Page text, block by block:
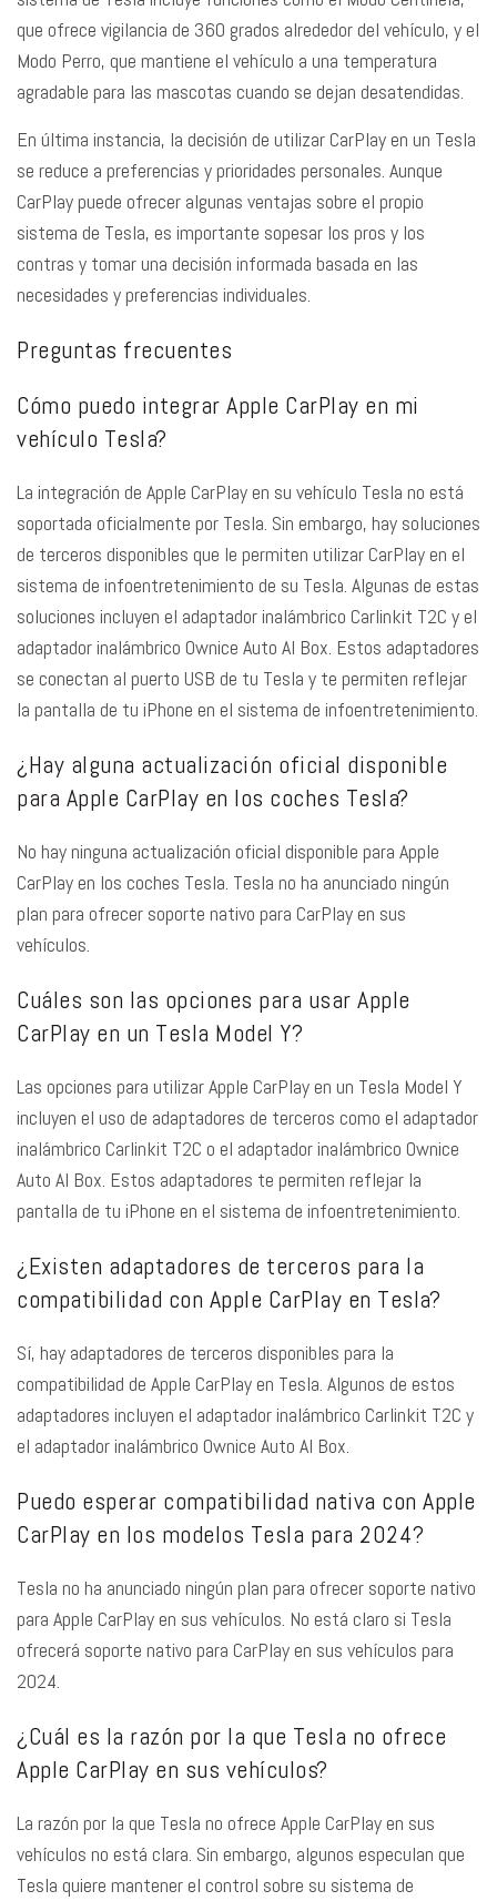
que ofrece vigilancia de 360 grados alrededor del vehículo, y el
Modo Perro, que mantiene el vehículo a una temperatura
agradable para las mascotas cuando se dejan desatendidas.
En última instancia, la decisión de utilizar CarPlay en un Tesla
se reduce a preferencias y prioridades personales. Aunque
CarPlay puede ofrecer algunas ventajas sobre el propio
sistema de Tesla, es importante sopesar los pros y los
contras y tomar una decisión informada basada en las
necesidades y preferencias individuales.
Preguntas frecuentes
Cómo puedo integrar Apple CarPlay en mi
vehículo Tesla?
La integración de Apple CarPlay en su vehículo Tesla no está
soportada oficialmente por Tesla. Sin embargo, hay soluciones
de terceros disponibles que le permiten utilizar CarPlay en el
sistema de infoentretenimiento de su Tesla. Algunas de estas
soluciones incluyen el adaptador inalámbrico Carlinkit T2C y el
adaptador inalámbrico Ownice Auto AI Box. Estos adaptadores
se conectan al puerto USB de tu Tesla y te permiten reflejar
la pantalla de tu iPhone en el sistema de infoentretenimiento.
¿Hay alguna actualización oficial disponible
para Apple CarPlay en los coches Tesla?
No hay ninguna actualización oficial disponible para Apple
CarPlay en los coches Tesla. Tesla no ha anunciado ningún
plan para ofrecer soporte nativo para CarPlay en sus
vehículos.
Cuáles son las opciones para usar Apple
CarPlay en un Tesla Model Y?
Las opciones para utilizar Apple CarPlay en un Tesla Model Y
incluyen el uso de adaptadores de terceros como el adaptador
inalámbrico Carlinkit T2C o el adaptador inalámbrico Ownice
Auto AI Box. Estos adaptadores te permiten reflejar la
pantalla de tu iPhone en el sistema de infoentretenimiento.
¿Existen adaptadores de terceros para la
compatibilidad con Apple CarPlay en Tesla?
Sí, hay adaptadores de terceros disponibles para la
compatibilidad de Apple CarPlay en Tesla. Algunos de estos
adaptadores incluyen el adaptador inalámbrico Carlinkit T2C y
el adaptador inalámbrico Ownice Auto AI Box.
Puedo esperar compatibilidad nativa con Apple
CarPlay en los modelos Tesla para 2024?
Tesla no ha anunciado ningún plan para ofrecer soporte nativo
para Apple CarPlay en sus vehículos. No está claro si Tesla
ofrecerá soporte nativo para CarPlay en sus vehículos para
2024.
¿Cuál es la razón por la que Tesla no ofrece
Apple CarPlay en sus vehículos?
La razón por la que Tesla no ofrece Apple CarPlay en sus
vehículos no está clara. Sin embargo, algunos especulan que
Tesla quiere mantener el control sobre su sistema de